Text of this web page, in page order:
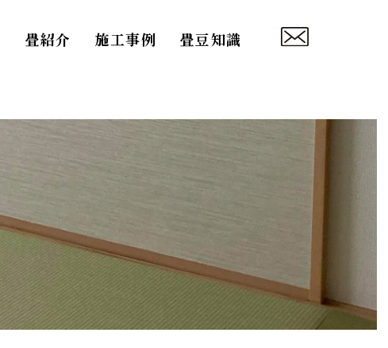
畳紹介 施工事例 畳豆知識